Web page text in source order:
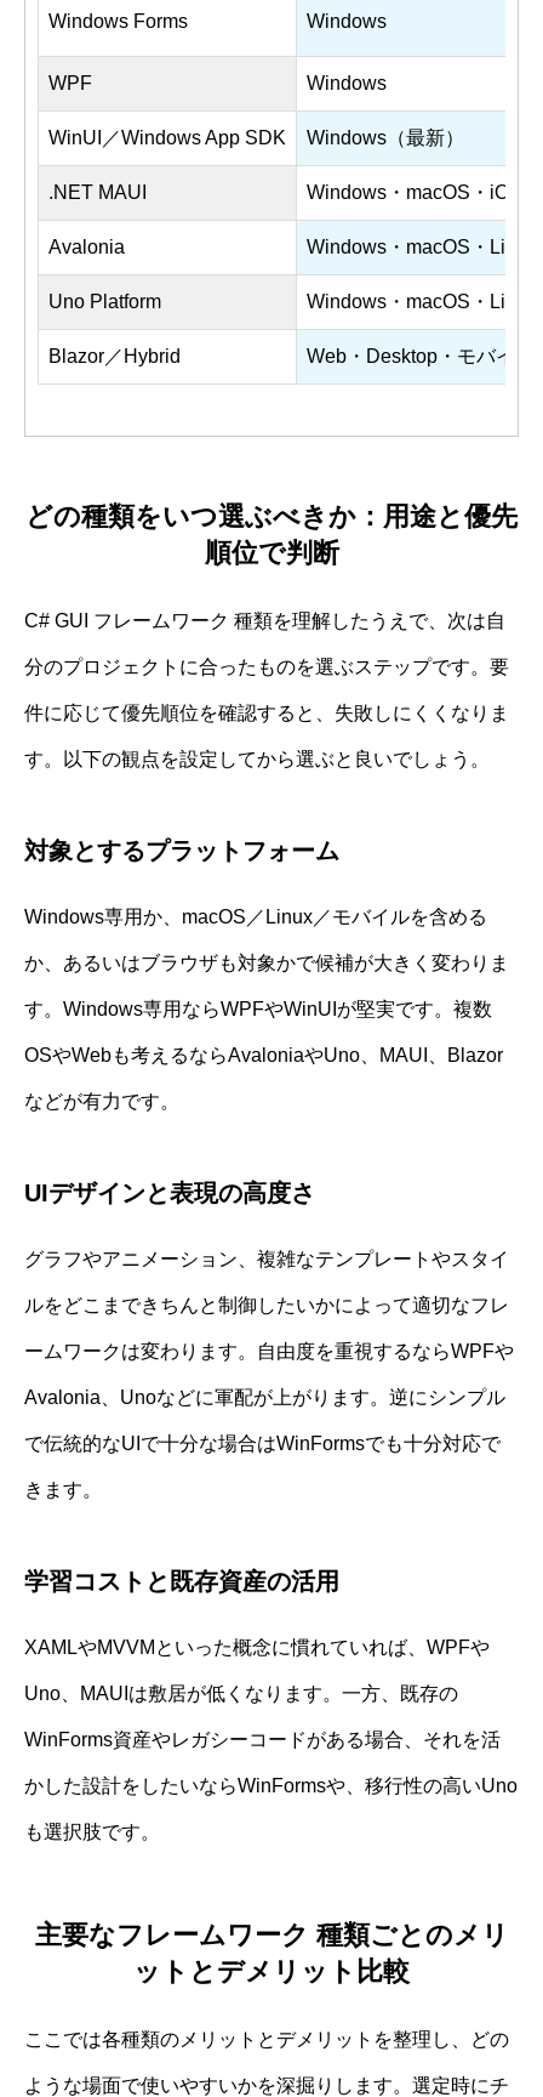
Windows Forms Windows
WPF Windows
WinUI／Windows App SDK Windows（最新）
.NET MAUI Windows・macOS・iOS
Avalonia Windows・macOS・
Uno Platform Windows・macOS・
Blazor／Hybrid Web・Desktop・モバイル
どの種類をいつ選ぶべきか：用途と優先
順位で判断
C# GUI フレームワーク 種類を理解したうえで、次は自
分のプロジェクトに合ったものを選ぶステップです。要
件に応じて優先順位を確認すると、失敗しにくくなりま
す。以下の観点を設定してから選ぶと良いでしょう。
対象とするプラットフォーム
Windows専用か、macOS／Linux／モバイルを含める
か、あるいはブラウザも対象かで候補が大きく変わりま
す。Windows専用ならWPFやWinUIが堅実です。複数
OSやWebも考えるならAvaloniaやUno、MAUI、Blazor
などが有力です。
UIデザインと表現の高度さ
グラフやアニメーション、複雑なテンプレートやスタイ
ルをどこまできちんと制御したいかによって適切なフレ
ームワークは変わります。自由度を重視するならWPFや
Avalonia、Unoなどに軍配が上がります。逆にシンプル
で伝統的なUIで十分な場合はWinFormsでも十分対応で
きます。
学習コストと既存資産の活用
XAMLやMVVMといった概念に慣れていれば、WPFや
Uno、MAUIは敷居が低くなります。一方、既存の
WinForms資産やレガシーコードがある場合、それを活
かした設計をしたいならWinFormsや、移行性の高いUno
も選択肢です。
主要なフレームワーク 種類ごとのメリ
ットとデメリット比較
ここでは各種類のメリットとデメリットを整理し、どの
ような場面で使いやすいかを深掘りします。選定時にチ